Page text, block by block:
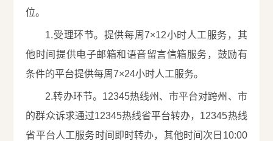
位。
1.受理环节。提供每周7×12小时人工服务，其
他时间提供电子邮箱和语音留言信箱服务，鼓励有
条件的平台提供每周7×24小时人工服务。
2.转办环节。12345热线州、市平台对跨州、市
的群众诉求通过12345热线省平台转办，12345热线
省平台人工服务时间即时转办，其他时间次日10:00